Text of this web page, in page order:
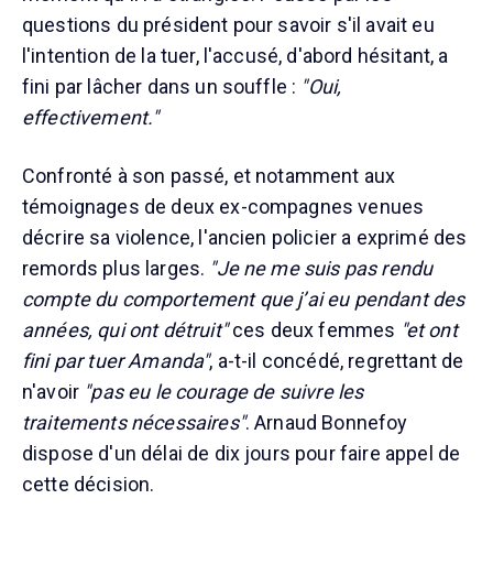
questions du président pour savoir s'il avait eu
l'intention de la tuer, l'accusé, d'abord hésitant, a
fini par lâcher dans un souffle : "Oui,
effectivement."
Confronté à son passé, et notamment aux
témoignages de deux ex-compagnes venues
décrire sa violence, l'ancien policier a exprimé des
remords plus larges. "Je ne me suis pas rendu
compte du comportement que j’ai eu pendant des
années, qui ont détruit"ces deux femmes "et ont
fini par tuer Amanda", a-t-il concédé, regrettant de
n'avoir "pas eu le courage de suivre les
traitements nécessaires". Arnaud Bonnefoy
dispose d'un délai de dix jours pour faire appel de
cette décision.